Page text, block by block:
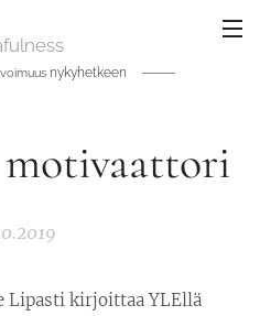
nykyhetkeen
motivaattori
kirjoittaa YLEllä